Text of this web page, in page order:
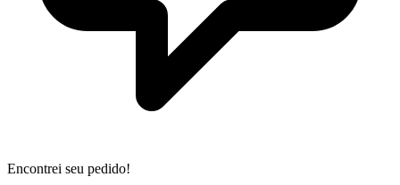
Encontrei seu pedido!